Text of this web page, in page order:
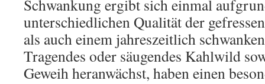
Schwankung ergibt sich einmal
unterschiedlichen Qualität der
als auch einem jahreszeitlich
Tragendes oder säugendes Kahlwild
Geweih heranwächst, haben einen